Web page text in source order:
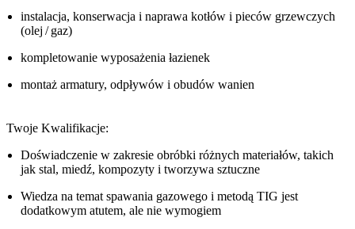
instalacja, konserwacja i naprawa kotłów i pieców grzewczych
(olej / gaz)
kompletowanie wyposażenia łazienek
montaż armatury, odpływów i obudów wanien
Twoje Kwalifikacje:
Doświadczenie w zakresie obróbki różnych materiałów, takich
jak stal, miedź, kompozyty i tworzywa sztuczne
Wiedza na temat spawania gazowego i metodą TIG jest
dodatkowym atutem, ale nie wymogiem